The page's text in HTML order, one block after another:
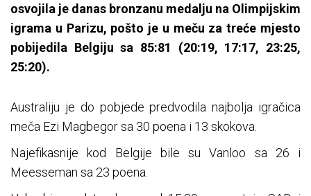
osvojila je danas bronzanu medalju na Olimpijskim
igrama u Parizu, pošto je u meču za treće mjesto
pobijedila Belgiju sa 85:81 (20:19, 17:17, 23:25,
25:20).
Australiju je do pobjede predvodila najbolja igračica
meča Ezi Magbegor sa 30 poena i 13 skokova.
Najefikasnije kod Belgije bile su Vanloo sa 26 i
Meesseman sa 23 poena.